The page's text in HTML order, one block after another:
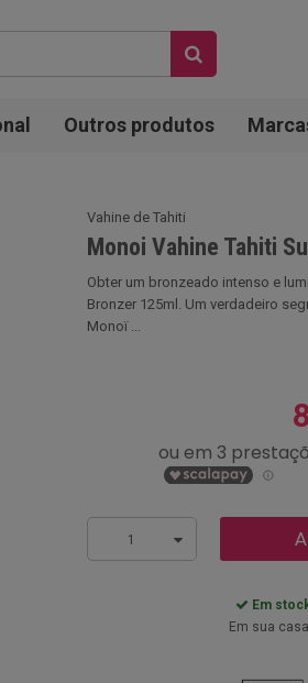
Outros produtos
Vahine de Tahiti
Monoi Vahine Tahiti
Obter um bronzeado intenso e
Bronzer 125ml. Um verdadeiro
Monoï ...
1
Em
Em sua